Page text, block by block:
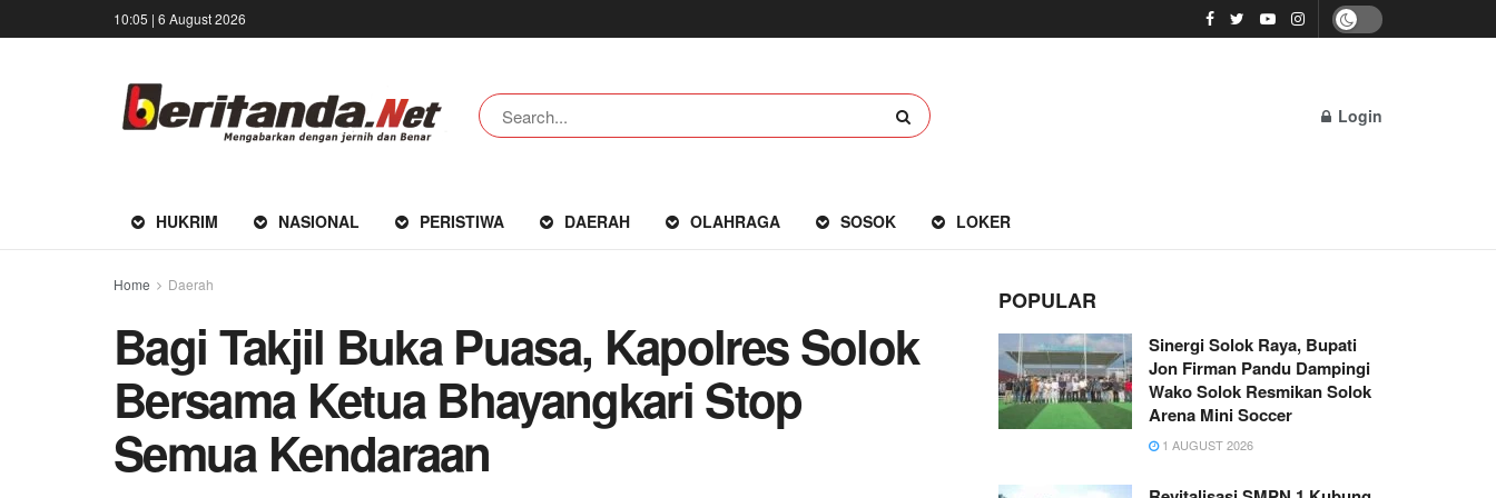
10:05 | 6 August 2026
Login
HUKRIM NASIONAL PERISTIWA DAERAH OLAHRAGA SOSOK LOKER
Home Daerah
Bagi Takjil Buka Puasa, Kapolres Solok
Bersama Ketua Bhayangkari Stop
Semua Kendaraan
POPULAR
Sinergi Solok Raya, Bupati
Jon Firman Pandu Dampingi
Wako Solok Resmikan Solok
Arena Mini Soccer
1 AUGUST 2026